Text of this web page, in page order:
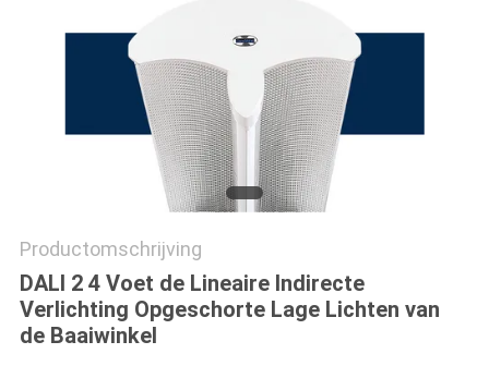
Productomschrijving
DALI 2 4 Voet de Lineaire Indirecte
Verlichting Opgeschorte Lage Lichten van
de Baaiwinkel